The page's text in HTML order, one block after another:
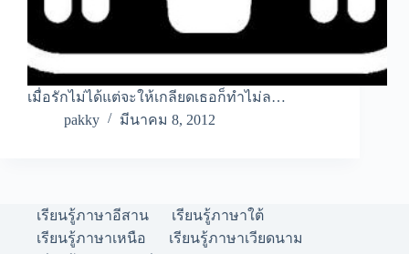
เมื่อรักไม่ได้แต่จะให้เกลียดเธอก็ทำไม่ล…
pakky
มีนาคม 8, 2012
เรียนรู้ภาษาอีสาน
เรียนรู้ภาษาใต้
เรียนรู้ภาษาเหนือ
เรียนรู้ภาษาเวียดนาม